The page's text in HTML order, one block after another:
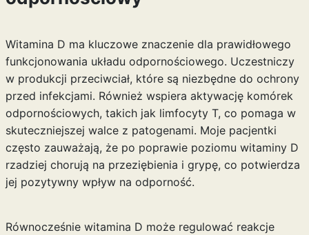
Witamina D ma kluczowe znaczenie dla prawidłowego
funkcjonowania układu odpornościowego. Uczestniczy
w produkcji przeciwciał, które są niezbędne do ochrony
przed infekcjami. Również wspiera aktywację komórek
odpornościowych, takich jak limfocyty T, co pomaga w
skuteczniejszej walce z patogenami. Moje pacjentki
często zauważają, że po poprawie poziomu witaminy D
rzadziej chorują na przeziębienia i grypę, co potwierdza
jej pozytywny wpływ na odporność.
Równocześnie witamina D może regulować reakcje